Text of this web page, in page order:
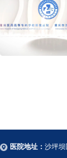
医院地址： 沙坪坝